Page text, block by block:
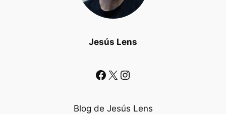
Jesús Lens
Facebook X Instagram
Blog de Jesús Lens